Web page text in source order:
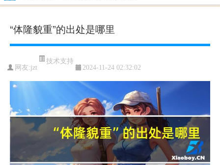
“体隆貌重”的出处是哪里
网友:jzt
技术支持
2024-11-24 02:32:02